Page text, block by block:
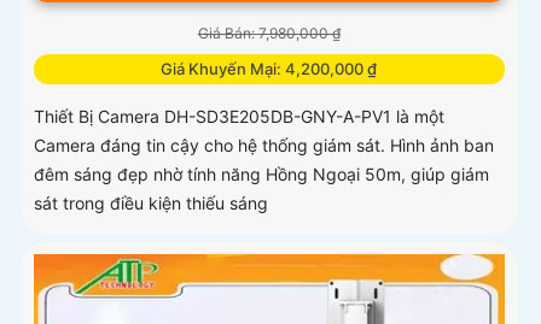
Giá Bán: 7,980,000 ₫
Giá Khuyến Mại: 4,200,000 ₫
Thiết Bị Camera DH-SD3E205DB-GNY-A-PV1 là một
Camera đáng tin cậy cho hệ thống giám sát. Hình ảnh ban
đêm sáng đẹp nhờ tính năng Hồng Ngoại 50m, giúp giám
sát trong điều kiện thiếu sáng